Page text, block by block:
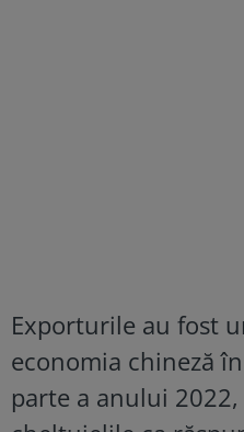
Exporturile au fost
economia chineză
parte a anului